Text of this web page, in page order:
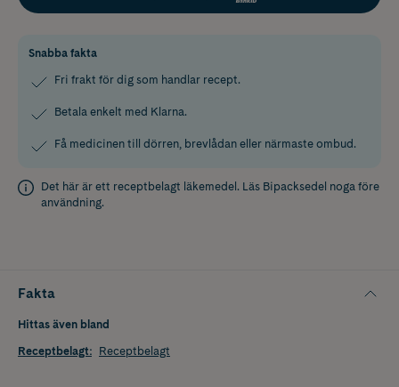
Snabba fakta
Fri frakt för dig som handlar recept.
Betala enkelt med Klarna.
Få medicinen till dörren, brevlådan eller närmaste ombud.
Det här är ett receptbelagt läkemedel. Läs Bipacksedel noga före
användning.
Fakta
Hittas även bland
Receptbelagt: Receptbelagt